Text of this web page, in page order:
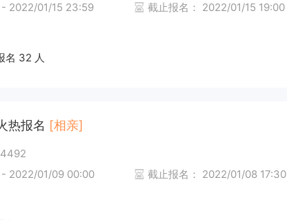
2022/01/15 23:59
截止报名： 2022/01/15 19:00
名 32 人
热报名 [相亲]
2022/01/09 00:00
截止报名： 2022/01/08 17:30